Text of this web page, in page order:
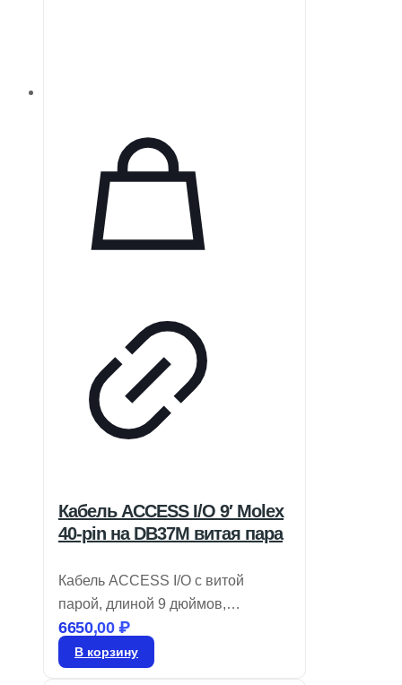
Кабель ACCESS I/O 9′ Molex
40-pin на DB37M витая пара
Кабель ACCESS I/O с витой
парой, длиной 9 дюймов,
переходник Molex 40-pin на
DB37M. Артикул: CAB-M.2-ADIO.
6650,00₽
В корзину